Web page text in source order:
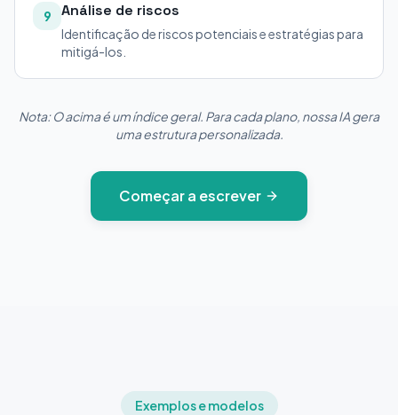
9 Análise de riscos
Identificação de riscos potenciais e estratégias para
mitigá-los.
Nota: O acima é um índice geral. Para cada plano, nossa IA gera
uma estrutura personalizada.
Começar a escrever
Exemplos e modelos